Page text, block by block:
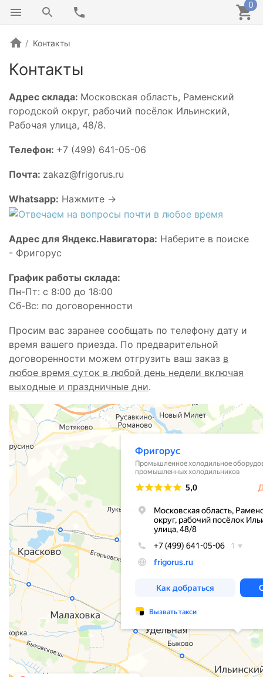
0
Контакты
Контакты
Адрес склада: Московская область, Раменский
городской округ, рабочий посёлок Ильинский,
Рабочая улица, 48/8.
Телефон: +7 (499) 641-05-06
Почта: zakaz@frigorus.ru
Whatsapp: Нажмите ->
Адрес для Яндекс.Навигатора: Наберите в поиске
- Фригорус
График работы склада:
Пн-Пт: с 8:00 до 18:00
Сб-Вс: по договоренности
Просим вас заранее сообщать по телефону дату и
время вашего приезда. По предварительной
договоренности можем отгрузить ваш заказ в
любое время суток в любой день недели включая
выходные и праздничные дни.